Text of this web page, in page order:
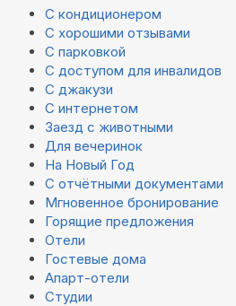
С кондиционером
С хорошими отзывами
С парковкой
С доступом для инвалидов
С джакузи
С интернетом
Заезд с животными
Для вечеринок
На Новый Год
С отчётными документами
Мгновенное бронирование
Горящие предложения
Отели
Гостевые дома
Апарт-отели
Студии